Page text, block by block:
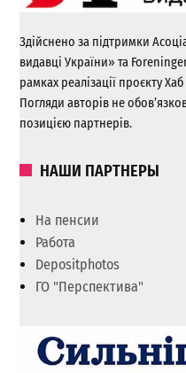
Здійснено за підтримки
видавці України» та
рамках реалізації проєкту
Погляди авторів не
позицією партнерів.
НАШИ ПАРТНЕРЫ
На пенсии
Работа
Depositphotos
ГО "Перспектива"